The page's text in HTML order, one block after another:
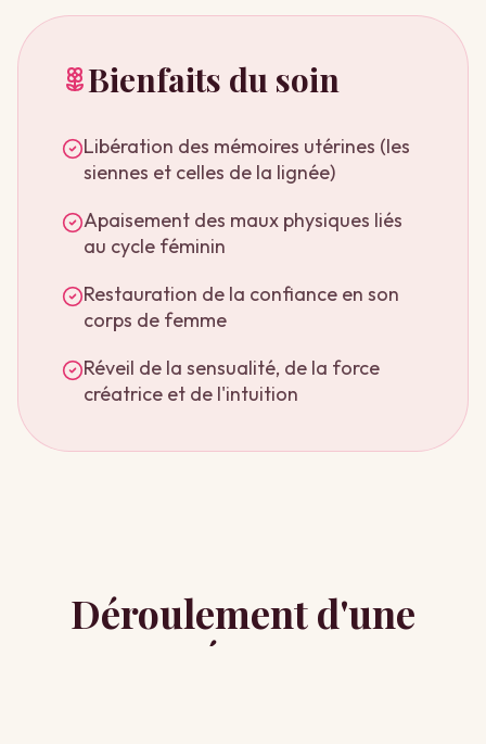
Bienfaits du soin
Libération des mémoires utérines (les
siennes et celles de la lignée)
Apaisement des maux physiques liés
au cycle féminin
Restauration de la confiance en son
corps de femme
Réveil de la sensualité, de la force
créatrice et de l'intuition
Déroulement d'une
séance